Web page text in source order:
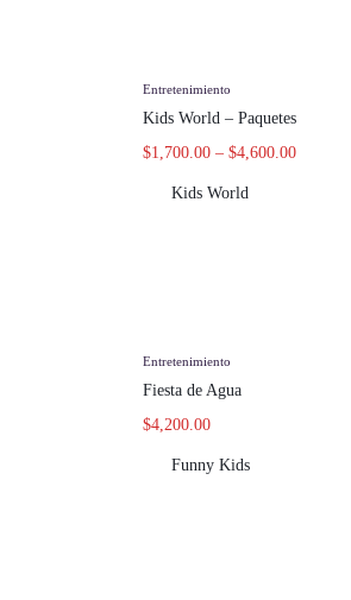
Entretenimiento
Kids World – Paquetes
$1,700.00 – $4,600.00
Kids World
Entretenimiento
Fiesta de Agua
$4,200.00
Funny Kids